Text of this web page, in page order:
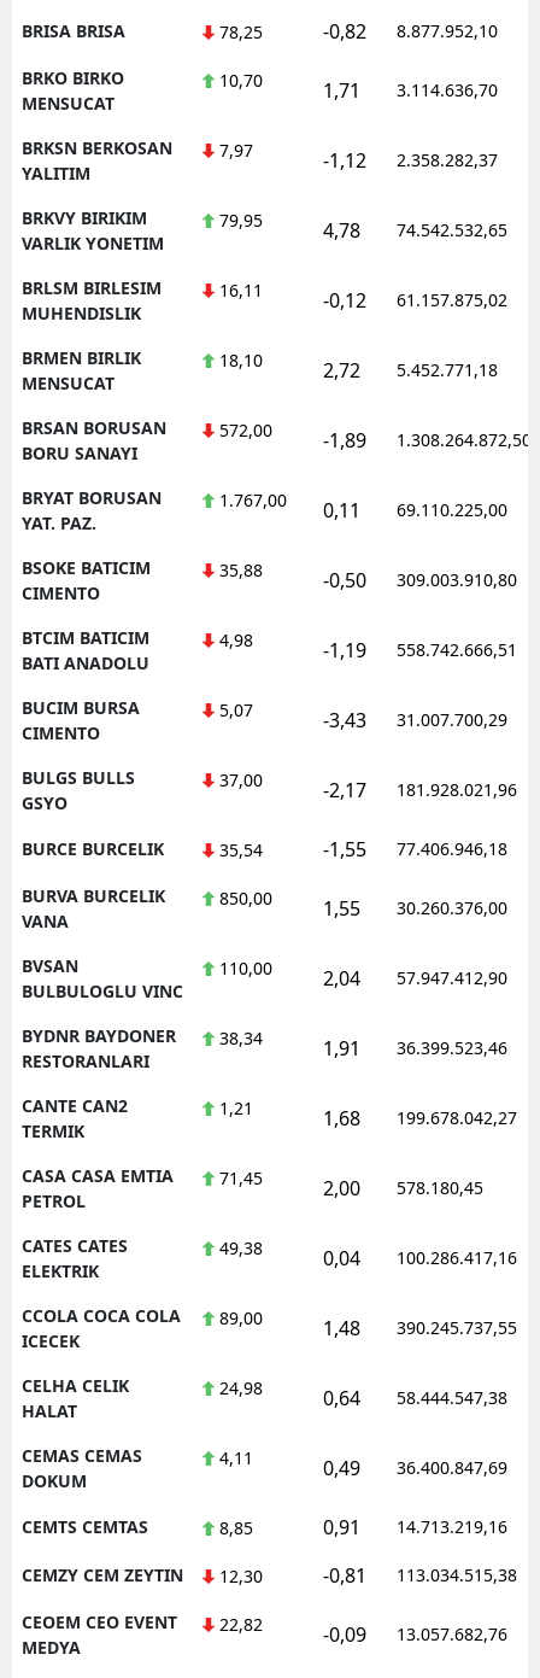
BRISA BRISA 78,25 -0,82 8.877.952,10
BRKO BIRKO
MENSUCAT
10,70 1,71 3.114.636,70
BRKSN BERKOSAN
YALITIM
7,97 -1,12 2.358.282,37
BRKVY BIRIKIM
VARLIK YONETIM
79,95 4,78 74.542.532,65
BRLSM BIRLESIM
MUHENDISLIK
16,11 -0,12 61.157.875,02
BRMEN BIRLIK
MENSUCAT
18,10 2,72 5.452.771,18
BRSAN BORUSAN
BORU SANAYI
572,00 -1,89 1.308.264.872,50
BRYAT BORUSAN
YAT. PAZ.
1.767,00 0,11 69.110.225,00
BSOKE BATICIM
CIMENTO
35,88 -0,50 309.003.910,80
BTCIM BATICIM
BATI ANADOLU
4,98 -1,19 558.742.666,51
BUCIM BURSA
CIMENTO
5,07 -3,43 31.007.700,29
BULGS BULLS
GSYO
37,00 -2,17 181.928.021,96
BURCE BURCELIK 35,54 -1,55 77.406.946,18
BURVA BURCELIK
VANA
850,00 1,55 30.260.376,00
BVSAN
BULBULOGLU VINC
110,00 2,04 57.947.412,90
BYDNR BAYDONER
RESTORANLARI
38,34 1,91 36.399.523,46
CANTE CAN2
TERMIK
1,21 1,68 199.678.042,27
CASA CASA EMTIA
PETROL
71,45 2,00 578.180,45
CATES CATES
ELEKTRIK
49,38 0,04 100.286.417,16
CCOLA COCA COLA
ICECEK
89,00 1,48 390.245.737,55
CELHA CELIK
HALAT
24,98 0,64 58.444.547,38
CEMAS CEMAS
DOKUM
4,11 0,49 36.400.847,69
CEMTS CEMTAS 8,85 0,91 14.713.219,16
CEMZY CEM ZEYTIN 12,30 -0,81 113.034.515,38
CEOEM CEO EVENT
MEDYA
22,82 -0,09 13.057.682,76